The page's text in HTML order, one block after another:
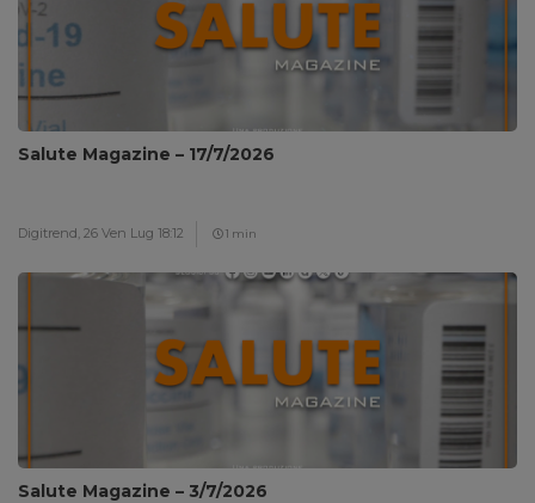
Salute Magazine – 17/7/2026
Digitrend, 26 Ven Lug 18:12 1 min
Salute Magazine – 3/7/2026